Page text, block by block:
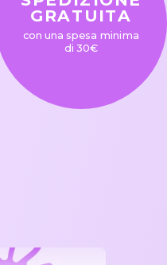
GRATUITA
con una spesa minima
di 30€